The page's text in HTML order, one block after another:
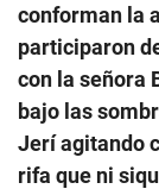
conforman la
participaron
con la señora
bajo las
Jerí agitando
rifa que ni